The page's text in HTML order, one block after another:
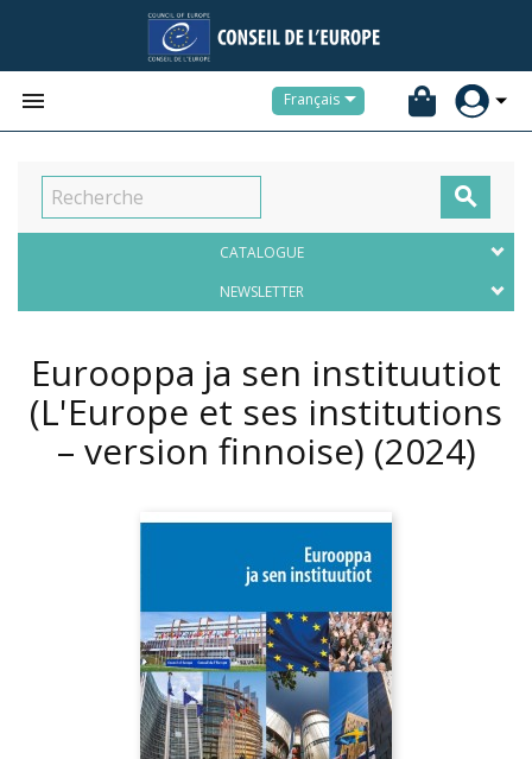
 Français

CATALOGUE
NEWSLETTER
Eurooppa ja sen instituutiot
(L'Europe et ses institutions
– version finnoise) (2024)